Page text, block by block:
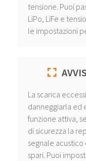
tensione. Puoi
LiPo, LiFe e
le impostazioni
La scarica
danneggiarla ed
funzione attiva,
di sicurezza la
segnale
spari. Puoi